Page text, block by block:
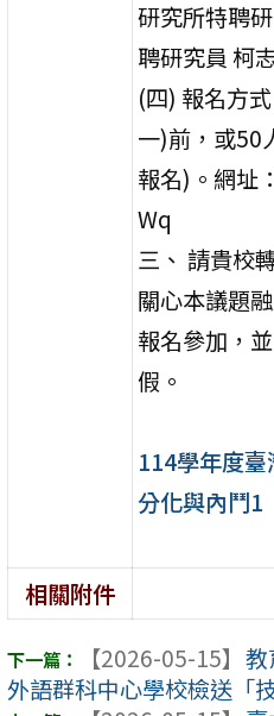
研究所特聘
聘研究員 柯
(四) 報名方
一)前，或50
報名)。網
Wq
三、 請貴校
關心本議題
報名參加，
假。
114學年度
分化與內鬥1
相關附件
【2026-05-15】
外語群科中心學校檢送「